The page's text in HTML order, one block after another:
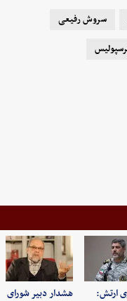
سروش رفیعی
ارتش:
هشدار دبیر شورای